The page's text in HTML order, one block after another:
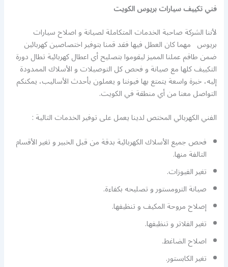
فني تكييف سيارات بريوس الكويت
لأننا الشركة صاحبة الخدمات المتكاملة لصيانة و اصلاح سيارات
بريوس مهما كان العطل فيها فقد قمنا بتوفير اختصاصين كهربائين
ضمن طاقم عملنا المميز ليقوموا بتصليح أي اعطال كهربائية تطال دورة
التكييف كلها مع صيانة و فحص كل التوصيلات و الأسلاك الممدودة
إليه، خبرة واسعة يتمتع بها فيوننا و يعملون بأحدث الأساليب، يمكنكم
التواصل معنا من أي منطقة في الكويت.
الفني الكهربائي المختص لدينا يعمل على توفير الخدمات التالية :
فحص جميع الأسلاك الكهربائية بدقة من قبل الخبير و تغير الأقسام
التالفة منها.
تغير الفيوزات.
صيانة الترومستور و تصليحه بكفاءة.
إصلاح مروحة المكيف و تنظيفها.
تغير الفلاتر و تنظيفها.
اصلاح الضاغط.
تغير الكابستور.